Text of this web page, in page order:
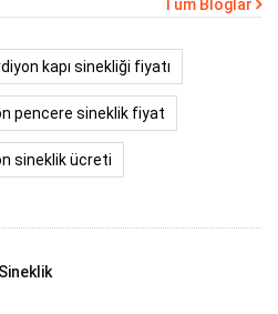
Tüm Bloglar
kapı sinekliği fiyatı
pencere sineklik fiyat
sineklik ücreti